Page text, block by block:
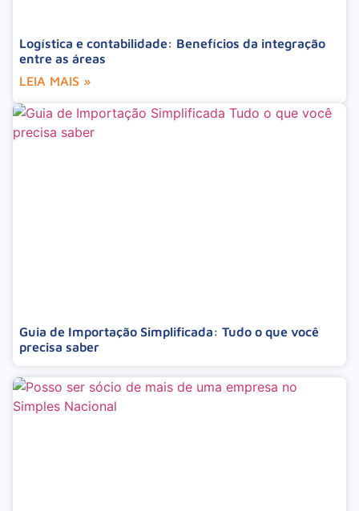
Logística e contabilidade: Benefícios da integração
entre as áreas
LEIA MAIS »
Guia de Importação Simplificada: Tudo o que você
precisa saber